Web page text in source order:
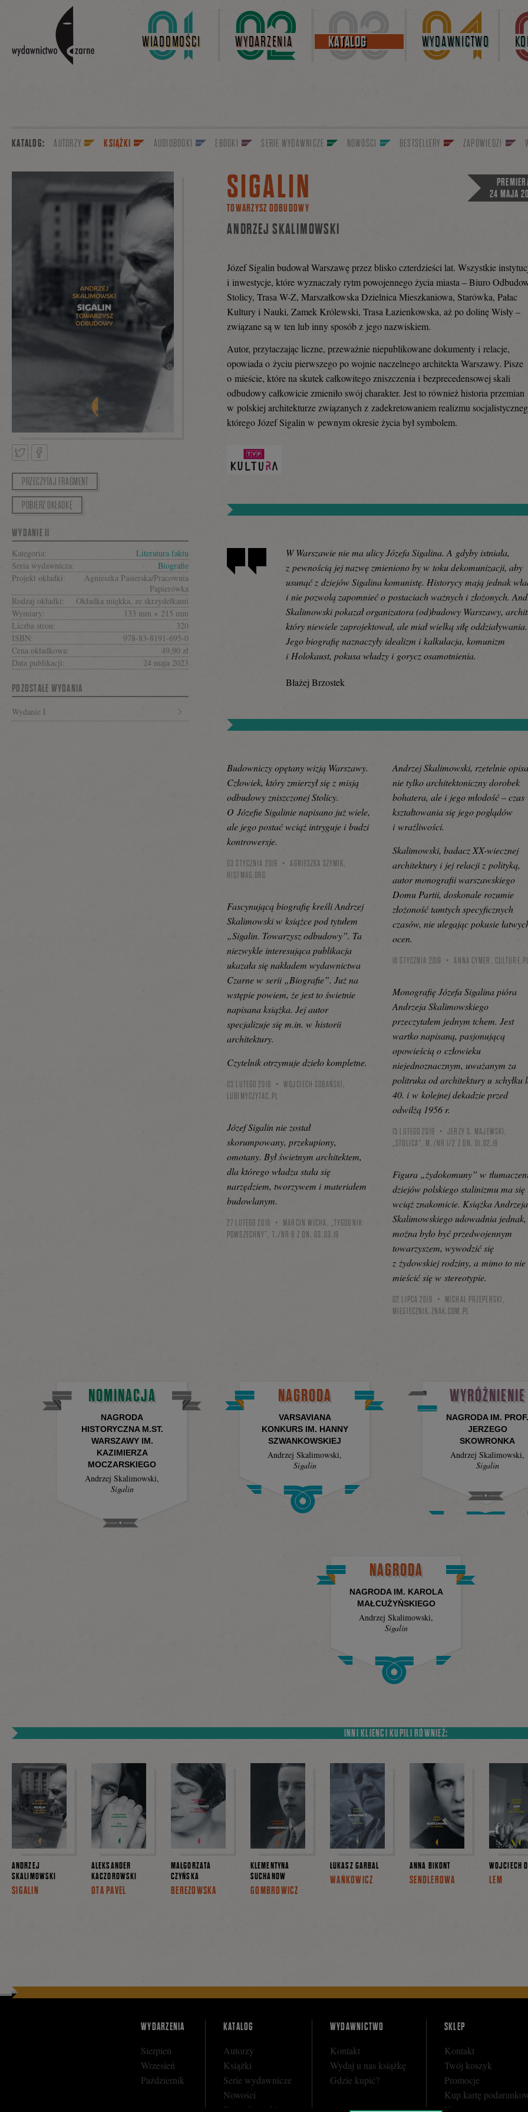
WIADOMOŚCI WYDARZENIA KATALOG WYDAWNICTWO
KATALOG: AUTORZY KSIĄŻKI AUDIOBOOKI EBOOKI SERIE WYDAWNICZE NOWOŚCI BESTSELLERY ZAPOWIEDZI
SIGALIN
TOWARZYSZ ODBUDOWY
ANDRZEJ SKALIMOWSKI
24 MAJA
TweetnijPodziel
się
na
Facebooku
Józef Sigalin budował Warszawę przez blisko czterdzieści lat. Wszystkie
i inwestycje, które wyznaczały rytm powojennego życia miasta – Biuro
Stolicy, Trasa W-Z, Marszałkowska Dzielnica Mieszkaniowa, Starówka, Pałac
Kultury i Nauki, Zamek Królewski, Trasa Łazienkowska, aż po dolinę Wisły –
związane są w ten lub inny sposób z jego nazwiskiem.
Autor, przytaczając liczne, przeważnie niepublikowane dokumenty i relacje,
opowiada o życiu pierwszego po wojnie naczelnego architekta Warszawy. Pisze
o mieście, które na skutek całkowitego zniszczenia i bezprecedensowej skali
odbudowy całkowicie zmieniło swój charakter. Jest to również historia przemian
w polskiej architekturze związanych z zadekretowaniem realizmu
którego Józef Sigalin w pewnym okresie życia był symbolem.
W Warszawie nie ma ulicy Józefa Sigalina. A gdyby istniała,
z pewnością jej nazwę zmieniono by w toku dekomunizacji, aby
usunąć z dziejów Sigalina komunistę. Historycy mają jednak
i nie pozwolą zapomnieć o postaciach ważnych i złożonych.
Skalimowski pokazał organizatora (od)budowy Warszawy,
który niewiele zaprojektował, ale miał wielką siłę oddziaływania.
Jego biografię naznaczyły idealizm i kalkulacja, komunizm
i Holokaust, pokusa władzy i gorycz osamotnienia.
Błażej Brzostek
Budowniczy opętany wizją Warszawy.
Człowiek, który zmierzył się z misją
odbudowy zniszczonej Stolicy.
O Józefie Sigalinie napisano już wiele,
ale jego postać wciąż intryguje i budzi
kontrowersje.
03 STYCZNIA 2019
AGNIESZKA SZYMIK,
HISTMAG.ORG
Andrzej Skalimowski, rzetelnie
nie tylko architektoniczny dorobek
bohatera, ale i jego młodość – czas
kształtowania się jego poglądów
i wrażliwości.
Skalimowski, badacz XX-wiecznej
architektury i jej relacji z polityką,
autor monografii warszawskiego
Domu Partii, doskonale rozumie
złożoność tamtych specyficznych
czasów, nie ulegając pokusie
ocen.
16 STYCZNIA 2019 ANNA CYMER,
Fascynującą biografię kreśli Andrzej
Skalimowski w książce pod tytułem
„Sigalin. Towarzysz odbudowy”. Ta
niezwykle interesująca publikacja
ukazała się nakładem wydawnictwa
Czarne w serii „Biografie”. Już na
wstępie powiem, że jest to świetnie
napisana książka. Jej autor
specjalizuje się m.in. w historii
architektury.
Czytelnik otrzymuje dzieło kompletne.
05 LUTEGO 2019
WOJCIECH SOBAŃSKI,
LUBIMYCZYTAC.PL
Monografię Józefa Sigalina pióra
Andrzeja Skalimowskiego
przeczytałem jednym tchem. Jest
wartko napisaną, pasjonującą
opowieścią o człowieku
niejednoznacznym, uważanym za
politruka od architektury u schyłku
40. i w kolejnej dekadzie przed
odwilżą 1956 r.
15 LUTEGO 2019
JERZY S. MAJEWSKI,
„STOLICA”, M./NR 1/2 Z DN. 01.02.19
Józef Sigalin nie został
skorumpowany, przekupiony,
omotany. Był świetnym architektem,
dla którego władza stała się
narzędziem, tworzywem i materiałem
budowlanym.
27 LUTEGO 2019
MARCIN WICHA, „TYGODNIK
POWSZECHNY”, T./NR 9 Z DN. 03.03.19
Figura „żydokomuny” w
dziejów polskiego stalinizmu ma się
wciąż znakomicie. Książka Andrzeja
Skalimowskiego udowadnia jednak,
można było być przedwojennym
towarzyszem, wywodzić się
z żydowskiej rodziny, a mimo to nie
mieścić się w stereotypie.
02 LIPCA 2019
MICHAŁ PRZEPERSKI,
MIESIECZNIK.ZNAK.COM.PL
PRZECZYTAJ FRAGMENT
POBIERZ OKŁADKĘ
WYDANIE II
Kategoria:
Literatura faktu
Seria wydawnicza:
Biografie
Projekt okładki:
Agnieszka Pasierska/Pracownia
Papierówka
Rodzaj okładki:
Okładka miękka, ze skrzydełkami
Wymiary:
133 mm × 215 mm
Liczba stron:
320
ISBN:
978-83-8191-695-0
Cena okładkowa:
49,90 zł
Data publikacji:
24 maja 2023
POZOSTAŁE WYDANIA
Wydanie I
NOMINACJA
NAGRODA
HISTORYCZNA M.ST.
WARSZAWY IM.
KAZIMIERZA
MOCZARSKIEGO
Andrzej Skalimowski,
Sigalin
NAGRODA
VARSAVIANA
KONKURS IM. HANNY
SZWANKOWSKIEJ
Andrzej Skalimowski,
Sigalin
WYRÓŻNIENIE
NAGRODA IM. PROF.
JERZEGO
SKOWRONKA
Andrzej Skalimowski,
Sigalin
NAGRODA
NAGRODA IM. KAROLA
MAŁCUŻYŃSKIEGO
Andrzej Skalimowski,
Sigalin
INNI KLIENCI KUPILI RÓWNIEŻ:
ANDRZEJ
SKALIMOWSKI
SIGALIN
ALEKSANDER
KACZOROWSKI
OTA PAVEL
MAŁGORZATA
CZYŃSKA
BEREZOWSKA
KLEMENTYNA
SUCHANOW
GOMBROWICZ
ŁUKASZ GARBAL
WAŃKOWICZ
ANNA BIKONT
SENDLEROWA
WOJCIECH
LEM
WYDARZENIA
Sierpień
Wrzesień
Październik
KATALOG
Autorzy
Książki
Serie wydawnicze
Nowości
Bestsellery sklepu
WYDAWNICTWO
Kontakt
Wydaj u nas książkę
Gdzie kupić?
SKLEP
Kontakt
Twój koszyk
Promocje
Kup kartę
Nota prawna